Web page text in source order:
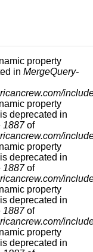
property
in MergeQuery-
property
deprecated in
1887of
property
deprecated in
1887of
property
deprecated in
1887of
property
deprecated in